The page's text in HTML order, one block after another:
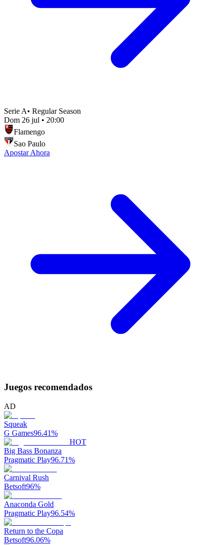
Serie A• Regular Season
Dom 26 jul • 20:00
Flamengo
Sao Paulo
Apostar Ahora
Juegos recomendados
AD
Squeak
G Games96.41%
HOT
Big Bass Bonanza
Pragmatic Play96.71%
Carnival Rush
Betsoft96%
Anaconda Gold
Pragmatic Play96.54%
Return to the Copa
Betsoft96.06%